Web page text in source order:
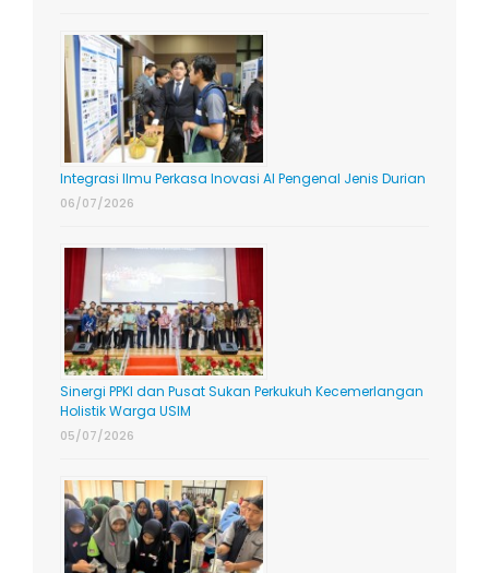
Integrasi Ilmu Perkasa Inovasi AI Pengenal Jenis Durian
06/07/2026
Sinergi PPKI dan Pusat Sukan Perkukuh Kecemerlangan
Holistik Warga USIM
05/07/2026